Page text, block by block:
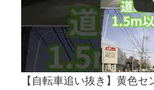
【自転車追い抜き】黄色